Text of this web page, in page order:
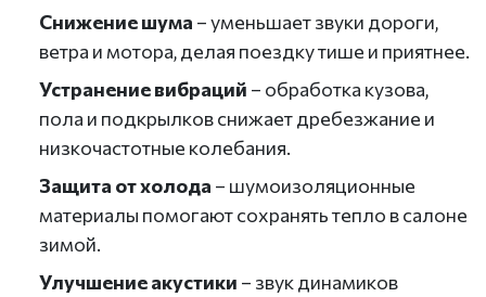
Снижение шума – уменьшает звуки дороги,
ветра и мотора, делая поездку тише и приятнее.
Устранение вибраций – обработка кузова,
пола и подкрылков снижает дребезжание и
низкочастотные колебания.
Защита от холода – шумоизоляционные
материалы помогают сохранять тепло в салоне
зимой.
Улучшение акустики – звук динамиков